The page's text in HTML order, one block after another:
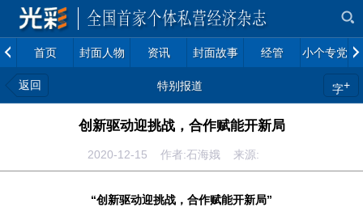
首页 封面人物 资讯 封面故事 经管 小个专党建
返回 特别报道 字+
创新驱动迎挑战，合作赋能开新局
2020-12-15 作者:石海娥 来源:
“创新驱动迎挑战，合作赋能开新局”